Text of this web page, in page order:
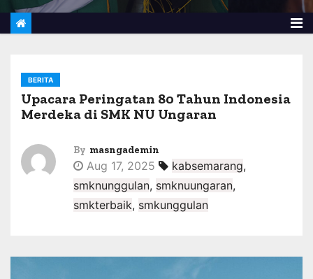
BERITA
Upacara Peringatan 80 Tahun Indonesia
Merdeka di SMK NU Ungaran
By masngademin
Aug 17, 2025 kabsemarang,
smknunggulan, smknuungaran,
smkterbaik, smkunggulan